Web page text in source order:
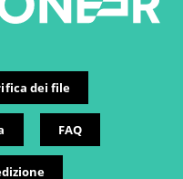
dei file
FAQ